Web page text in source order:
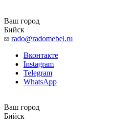
Ваш город
Бийск
rado@radomebel.ru
Вконтакте
Instagram
Telegram
WhatsApp
Ваш город
Бийск